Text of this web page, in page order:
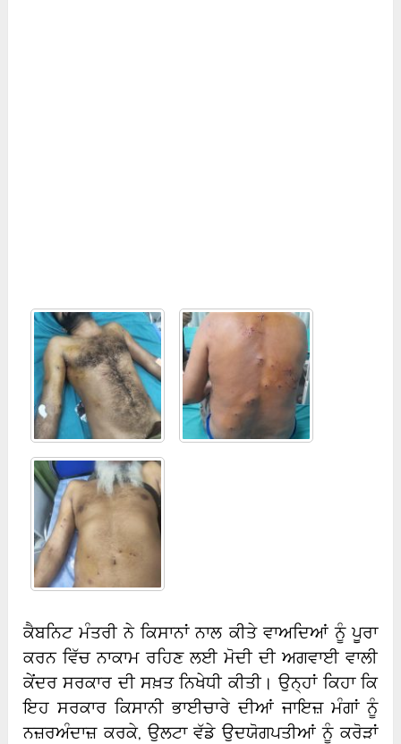
ਕੈਬਨਿਟ ਮੰਤਰੀ ਨੇ ਕਿਸਾਨਾਂ ਨਾਲ ਕੀਤੇ ਵਾਅਦਿਆਂ ਨੂੰ ਪੂਰਾ
ਕਰਨ ਵਿੱਚ ਨਾਕਾਮ ਰਹਿਣ ਲਈ ਮੋਦੀ ਦੀ ਅਗਵਾਈ ਵਾਲੀ
ਕੇਂਦਰ ਸਰਕਾਰ ਦੀ ਸਖ਼ਤ ਨਿਖੇਧੀ ਕੀਤੀ। ਉਨ੍ਹਾਂ ਕਿਹਾ ਕਿ
ਇਹ ਸਰਕਾਰ ਕਿਸਾਨੀ ਭਾਈਚਾਰੇ ਦੀਆਂ ਜਾਇਜ਼ ਮੰਗਾਂ ਨੂੰ
ਨਜ਼ਰਅੰਦਾਜ਼ ਕਰਕੇ, ਉਲਟਾ ਵੱਡੇ ਉਦਯੋਗਪਤੀਆਂ ਨੂੰ ਕਰੋੜਾਂ